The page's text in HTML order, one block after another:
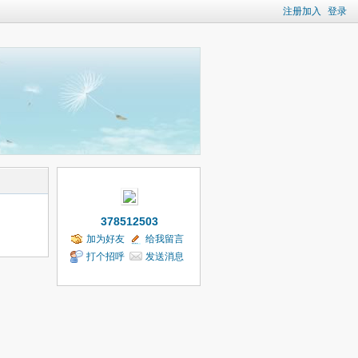
注册加入 登录
378512503
加为好友
给我留言
打个招呼
发送消息